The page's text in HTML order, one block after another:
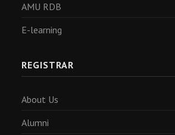
AMU RDB
E-learning
REGISTRAR
About Us
Alumni